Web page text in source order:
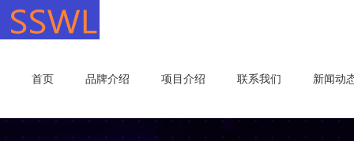
首页 品牌介绍 项目介绍 联系我们 新闻动